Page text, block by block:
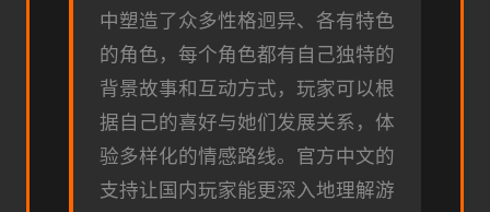
中塑造了众多性格迥异、各有特色
的角色，每个角色都有自己独特的
背景故事和互动方式，玩家可以根
据自己的喜好与她们发展关系，体
验多样化的情感路线。官方中文的
支持让国内玩家能更深入地理解游